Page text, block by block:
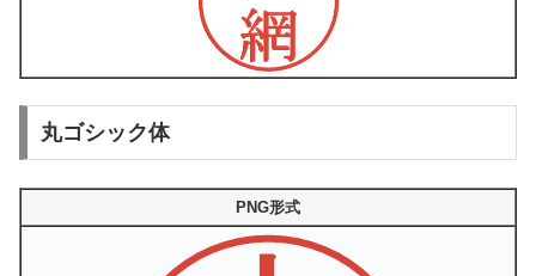
丸ゴシック体
PNG形式